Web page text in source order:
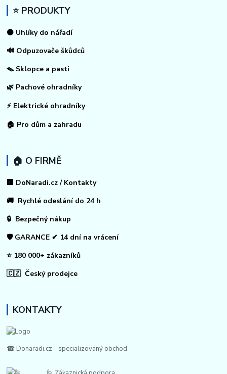
⭐ PRODUKTY
⚫ Uhlíky do nářadí
🔊 Odpuzovače škůdců
🪤 Sklopce a pasti
🌿 Pachové ohradníky
⚡ Elektrické ohradníky
🏠 Pro dům a zahradu
🏠 O FIRMĚ
🏢 DoNaradi.cz / Kontakty
🚚 Rychlé odeslání do 24 h
🔒 Bezpečný nákup
🛡️ GARANCE ✔ 14 dní na vrácení
⭐ 180 000+ zákazníků
🇨🇿 Český prodejce
KONTAKTY
☎ Donaradi.cz - specializovaný obchod